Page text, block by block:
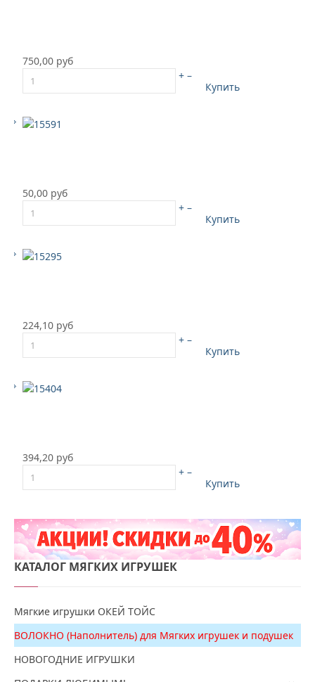
750,00 руб
+ –
Купить
50,00 руб
+ –
Купить
224,10 руб
+ –
Купить
394,20 руб
+ –
Купить
КАТАЛОГ МЯГКИХ ИГРУШЕК
Мягкие игрушки ОКЕЙ ТОЙС
ВОЛОКНО (Наполнитель) для Мягких игрушек и подушек
НОВОГОДНИЕ ИГРУШКИ